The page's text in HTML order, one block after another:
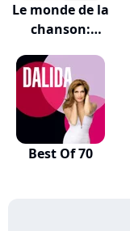
Le monde de la
chanson:
Best Of 70